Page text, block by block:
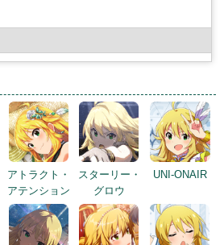
アトラクト・
アテンション
スターリー・
グロウ
UNI-ONAIR